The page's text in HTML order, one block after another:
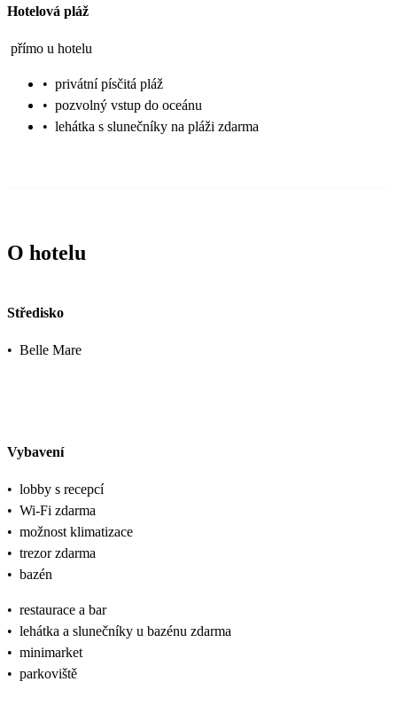
Hotelová pláž
přímo u hotelu
• privátní písčitá pláž
• pozvolný vstup do oceánu
• lehátka s slunečníky na pláži zdarma
O hotelu
Středisko
• Belle Mare
Vybavení
• lobby s recepcí
• Wi-Fi zdarma
• možnost klimatizace
• trezor zdarma
• bazén
• restaurace a bar
• lehátka a slunečníky u bazénu zdarma
• minimarket
• parkoviště